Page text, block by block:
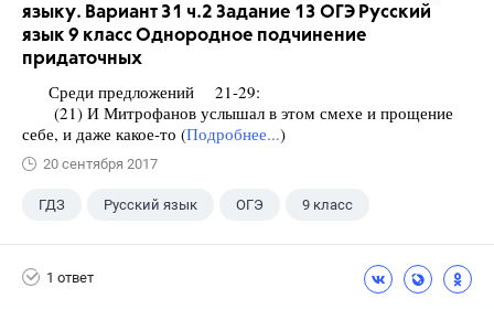
языку. Вариант 31 ч.2 Задание 13 ОГЭ Русский
язык 9 класс Однородное подчинение
придаточных
Среди предложений 21-29:
(21) И Митрофанов услышал в этом смехе и прощение
себе, и даже какое-то (Подробнее...)
20 сентября 2017
ГДЗ Русский язык ОГЭ 9 класс
1 ответ